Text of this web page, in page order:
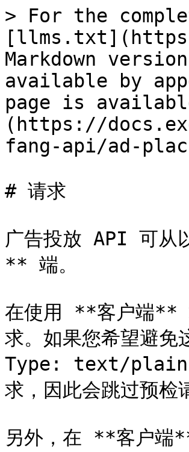
> For the
Markdown
available by
page is
(https://
fang-api/ad-
# 请求
广告投放 API 可
** 端。
在使用 **客户端**
求。如果您希望避
Type: text/plain`。
求，因此会跳过预检
另外，在 **客户端